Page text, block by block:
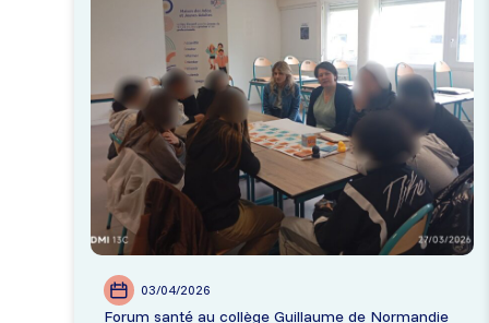
03/04/2026
Forum santé au collège Guillaume de Normandie